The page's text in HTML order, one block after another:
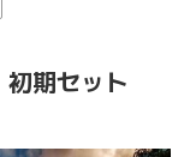
期セット